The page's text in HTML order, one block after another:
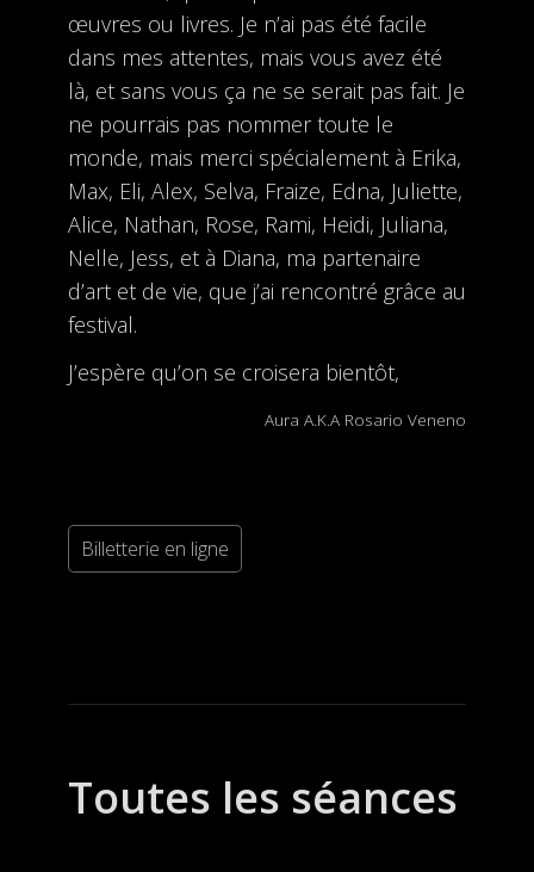
œuvres ou livres. Je n’ai pas été facile
dans mes attentes, mais vous avez été
là, et sans vous ça ne se serait pas fait. Je
ne pourrais pas nommer toute le
monde, mais merci spécialement à Erika,
Max, Eli, Alex, Selva, Fraize, Edna, Juliette,
Alice, Nathan, Rose, Rami, Heidi, Juliana,
Nelle, Jess, et à Diana, ma partenaire
d’art et de vie, que j’ai rencontré grâce au
festival.
J’espère qu’on se croisera bientôt,
Aura A.K.A Rosario Veneno
Billetterie en ligne
Toutes les séances